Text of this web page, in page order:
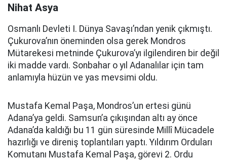
Nihat Asya
Osmanlı Devleti I. Dünya Savaşı’ndan yenik çıkmıştı.
Çukurova’nın öneminden olsa gerek Mondros
Mütarekesi metninde Çukurova’yı ilgilendiren bir değil
iki madde vardı. Sonbahar o yıl Adanalılar için tam
anlamıyla hüzün ve yas mevsimi oldu.
Mustafa Kemal Paşa, Mondros’un ertesi günü
Adana’ya geldi. Samsun’a çıkışından altı ay önce
Adana’da kaldığı bu 11 gün süresinde Millî Mücadele
hazırlığı ve direniş toplantıları yaptı. Yıldırım Orduları
Komutanı Mustafa Kemal Paşa, görevi 2. Ordu